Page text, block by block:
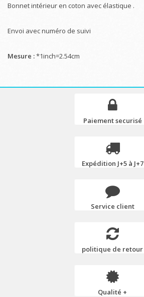
Bonnet intérieur en coton avec élastique .
Envoi avec numéro de suivi
Mesure :*1inch=2.54cm
Paiement securisé
Expédition J+5 à J+7
Service client
politique de retour
Qualité +